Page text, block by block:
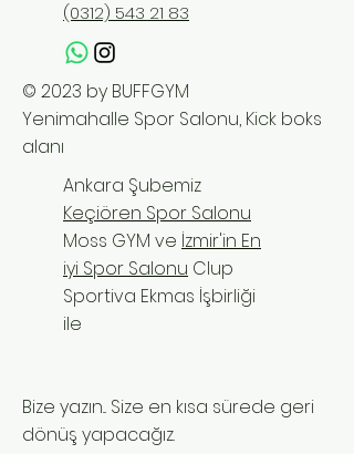
(0312) 543 21 83
© 2023 by BUFFGYM
Yenimahalle Spor Salonu, Kick boks
alanı
Ankara Şubemiz
Keçiören Spor Salonu
Moss GYM ve İzmir'in En
iyi Spor Salonu Clup
Sportiva Ekmas İşbirliği
ile
Bize yazın... Size en kısa sürede geri
dönüş yapacağız.